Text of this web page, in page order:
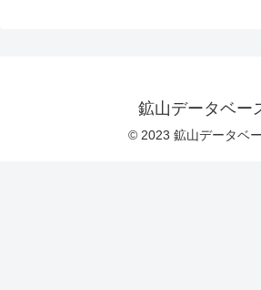
鉱山データベー
© 2023 鉱山データベー